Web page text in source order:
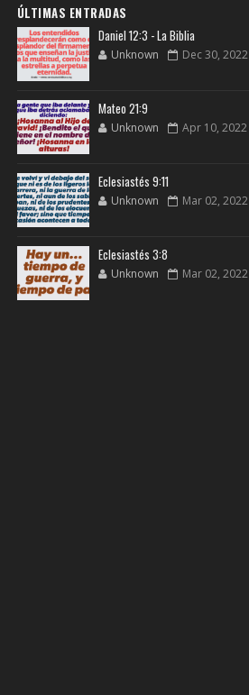
ÚLTIMAS ENTRADAS
Daniel 12:3 - La Biblia
Unknown Dec 30, 2022
Mateo 21:9
Unknown Apr 10, 2022
Eclesiastés 9:11
Unknown Mar 02, 2022
Eclesiastés 3:8
Unknown Mar 02, 2022